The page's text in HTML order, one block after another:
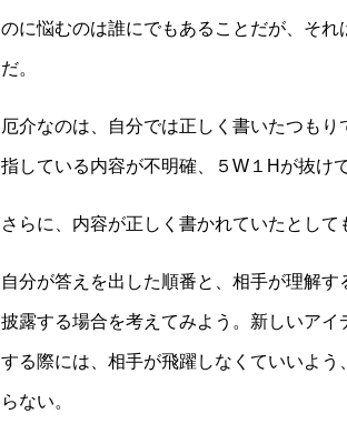
のに悩むのは誰にでもあることだが、そ
だ。
厄介なのは、自分では正しく書いたつも
指している内容が不明確、５W１Hが抜け
さらに、内容が正しく書かれていたとして
自分が答えを出した順番と、相手が理解
披露する場合を考えてみよう。新しいア
する際には、相手が飛躍しなくていいよ
らない。